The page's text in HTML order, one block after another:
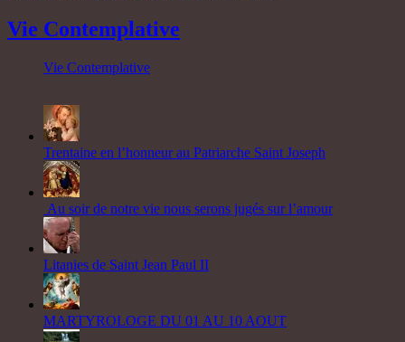
Vie Contemplative
Vie Contemplative
Trentaine en l’honneur au Patriarche Saint Joseph
Au soir de notre vie nous serons jugés sur l’amour
Litanies de Saint Jean Paul II
MARTYROLOGE DU 01 AU 10 AOUT